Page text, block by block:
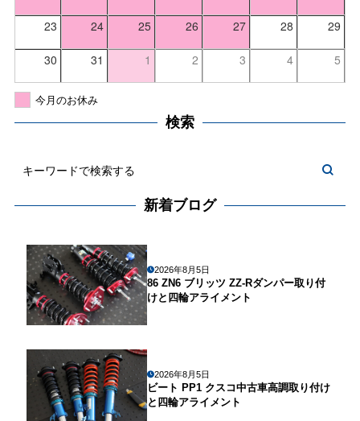
23 24 25 26 27 28 29
30 31 1 2 3 4 5
今月のお休み
検索
新着ブログ
2026年8月5日
86 ZN6 ブリッツ ZZ-Rダンパー取り付
けと四輪アライメント
2026年8月5日
ビート PP1 クスコ中古車高調取り付け
と四輪アライメント